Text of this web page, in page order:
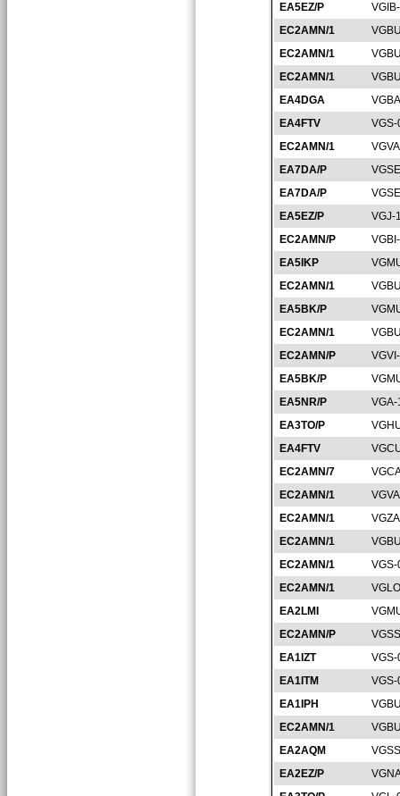
EA5EZ/P
EC2AMN/1
EC2AMN/1
EC2AMN/1
EA4DGA
EA4FTV
EC2AMN/1
EA7DA/P
EA7DA/P
EA5EZ/P
VGJ-
EC2AMN/P
EA5IKP
EC2AMN/1
EA5BK/P
EC2AMN/1
EC2AMN/P
EA5BK/P
EA5NR/P
EA3TO/P
EA4FTV
EC2AMN/7
EC2AMN/1
EC2AMN/1
EC2AMN/1
EC2AMN/1
EC2AMN/1
EA2LMI
EC2AMN/P
EA1IZT
EA1ITM
EA1IPH
EC2AMN/1
EA2AQM
EA2EZ/P